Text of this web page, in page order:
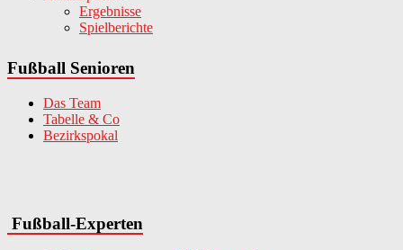
Ergebnisse
Spielberichte
Fußball Senioren
Das Team
Tabelle & Co
Bezirkspokal
Fußball-Experten